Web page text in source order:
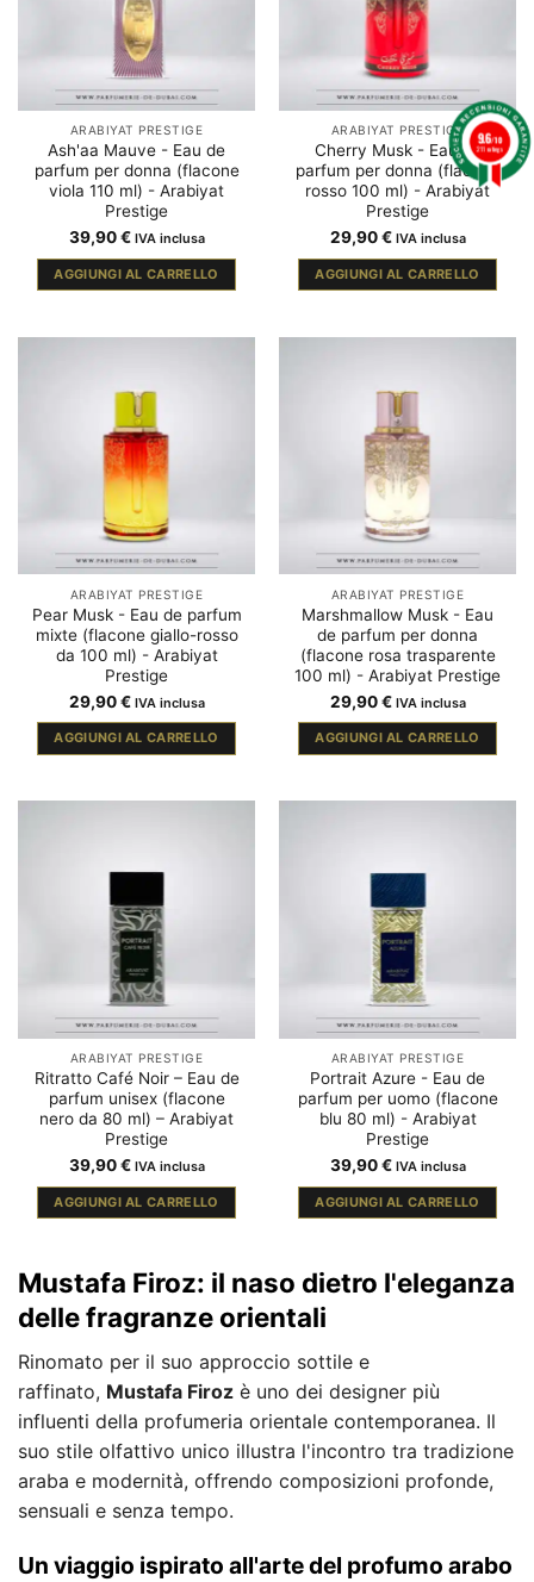
ARABIYAT PRESTIGE
Ash'aa Mauve - Eau de
parfum per donna (flacone
viola 110 ml) - Arabiyat
Prestige
39,90€ IVA inclusa
AGGIUNGI AL CARRELLO
ARABIYAT PRESTIGE
Cherry Musk - Eau de
parfum per donna (flacone
rosso 100 ml) - Arabiyat
Prestige
29,90€ IVA inclusa
AGGIUNGI AL CARRELLO
ARABIYAT PRESTIGE
Pear Musk - Eau de parfum
mixte (flacone giallo-rosso
da 100 ml) - Arabiyat
Prestige
29,90€ IVA inclusa
AGGIUNGI AL CARRELLO
ARABIYAT PRESTIGE
Marshmallow Musk - Eau
de parfum per donna
(flacone rosa trasparente
100 ml) - Arabiyat Prestige
29,90€ IVA inclusa
AGGIUNGI AL CARRELLO
ARABIYAT PRESTIGE
Ritratto Café Noir – Eau de
parfum unisex (flacone
nero da 80 ml) – Arabiyat
Prestige
39,90€ IVA inclusa
AGGIUNGI AL CARRELLO
ARABIYAT PRESTIGE
Portrait Azure - Eau de
parfum per uomo (flacone
blu 80 ml) - Arabiyat
Prestige
39,90€ IVA inclusa
AGGIUNGI AL CARRELLO
Mustafa Firoz: il naso dietro l'eleganza
delle fragranze orientali
Rinomato per il suo approccio sottile e
raffinato, Mustafa Firoz è uno dei designer più
influenti della profumeria orientale contemporanea. Il
suo stile olfattivo unico illustra l'incontro tra tradizione
araba e modernità, offrendo composizioni profonde,
sensuali e senza tempo.
Un viaggio ispirato all'arte del profumo arabo
9.6/10
211 ratings